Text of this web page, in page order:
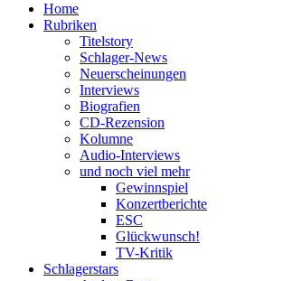
Home
Rubriken
Titelstory
Schlager-News
Neuerscheinungen
Interviews
Biografien
CD-Rezension
Kolumne
Audio-Interviews
und noch viel mehr
Gewinnspiel
Konzertberichte
ESC
Glückwunsch!
TV-Kritik
Schlagerstars